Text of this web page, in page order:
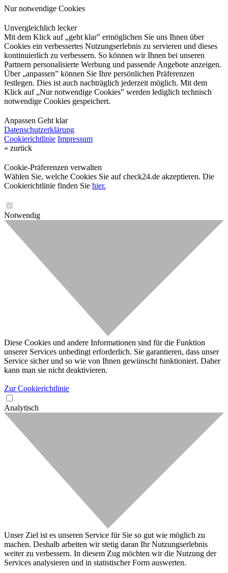
Nur notwendige Cookies
Unvergleichlich lecker
Mit dem Klick auf „geht klar” ermöglichen Sie uns Ihnen über
Cookies ein verbessertes Nutzungserlebnis zu servieren und dieses
kontinuierlich zu verbessern. So können wir Ihnen bei unseren
Partnern personalisierte Werbung und passende Angebote anzeigen.
Über „anpassen” können Sie Ihre persönlichen Präferenzen
festlegen. Dies ist auch nachträglich jederzeit möglich. Mit dem
Klick auf „Nur notwendige Cookies” werden lediglich technisch
notwendige Cookies gespeichert.
Anpassen Geht klar
Datenschutzerklärung
Cookierichtlinie Impressum
« zurück
Cookie-Präferenzen verwalten
Wählen Sie, welche Cookies Sie auf check24.de akzeptieren. Die
Cookierichtlinie finden Sie hier.
Notwendig
Diese Cookies und andere Informationen sind für die Funktion
unserer Services unbedingt erforderlich. Sie garantieren, dass unser
Service sicher und so wie von Ihnen gewünscht funktioniert. Daher
kann man sie nicht deaktivieren.
Zur Cookierichtlinie
Analytisch
Unser Ziel ist es unseren Service für Sie so gut wie möglich zu
machen. Deshalb arbeiten wir stetig daran Ihr Nutzungserlebnis
weiter zu verbessern. In diesem Zug möchten wir die Nutzung der
Services analysieren und in statistischer Form auswerten.